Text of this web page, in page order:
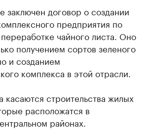
заключен договор о создании
предприятия по
чайного листа. Оно
получением сортов зеленого
и созданием
комплекса в этой отрасли.
касаются строительства жилых
расположатся в
районах.